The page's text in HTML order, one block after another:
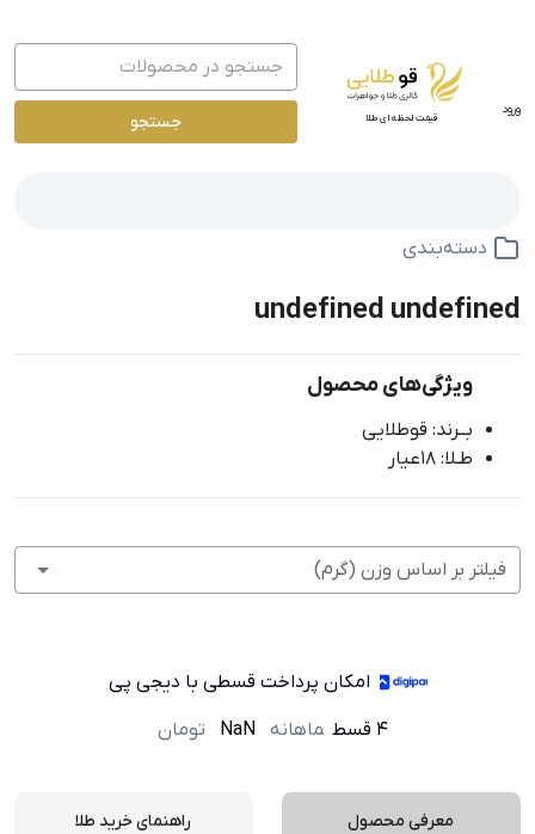
ورود
قیمت لحظه ای طلا جستجو
دسته‌بندی
undefined undefined
ویژگی‌های محصول
بــرند: قوطلایی
طـلا: 18عیار
فیلتر بر اساس وزن (گرم)
امکان پرداخت قسطی با دیجی پی
۴ قسط
ماهانه NaN تومان
معرفی محصول راهنمای خرید طلا